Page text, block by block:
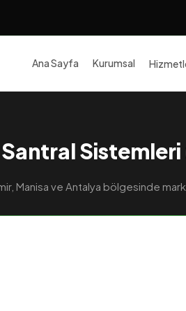
Ana Sayfa Kurumsal
Santral
Manisa ve Antalya bölgesinde